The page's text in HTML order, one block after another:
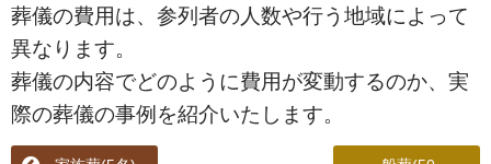
葬儀の費用は、参列者の人数や行う地域によって
異なります。
葬儀の内容でどのように費用が変動するのか、実
際の葬儀の事例を紹介いたします。